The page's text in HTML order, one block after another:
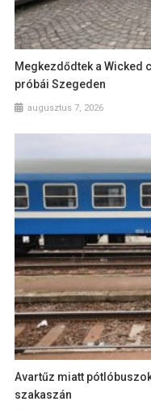
Megkezdődtek a Wicked
próbái Szegeden
augusztus 7, 2026
Avartűz miatt
szakaszán